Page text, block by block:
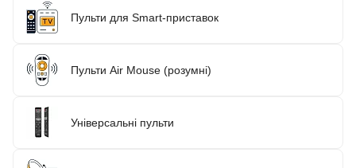
Пульти для Smart-приставок
Пульти Air Mouse (розумні)
Універсальні пульти